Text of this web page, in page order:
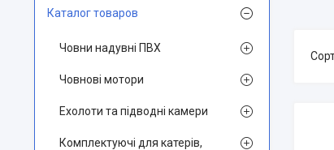
Каталог товаров
Човни надувні ПВХ
Човнові мотори
Ехолоти та підводні камери
Комплектуючі для катерів,